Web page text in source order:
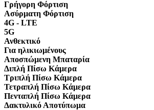
Γρήγορη Φόρτιση
Ασύρματη Φόρτιση
4G - LTE
5G
Ανθεκτικό
Για ηλικιωμένους
Αποσπώμενη Μπαταρία
Διπλή Πίσω Κάμερα
Τριπλή Πίσω Κάμερα
Τετραπλή Πίσω Κάμερα
Πενταπλή Πίσω Κάμερα
Δακτυλικό Αποτύπωμα